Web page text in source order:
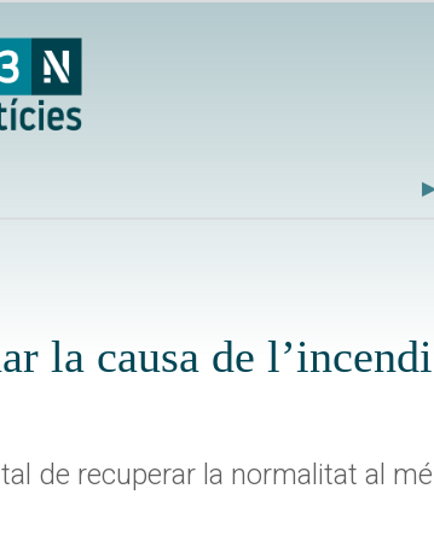
la causa de
de recuperar la normalitat al